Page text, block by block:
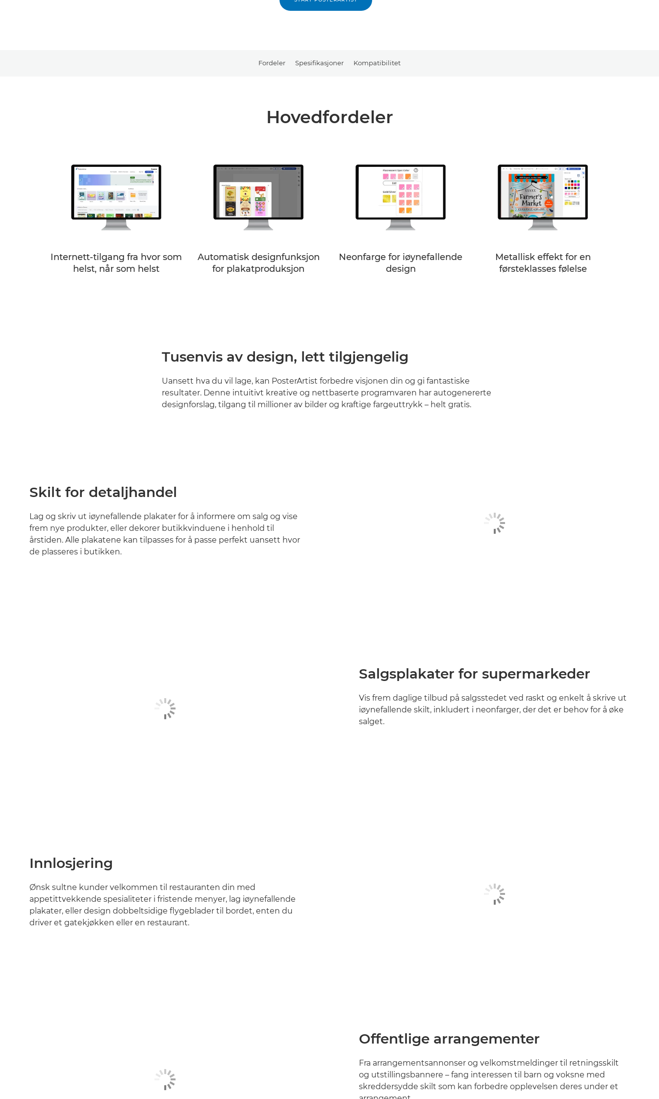
Fordeler Spesifikasjoner Kompatibilitet
Hovedfordeler
Internett-tilgang fra hvor som
helst, når som helst
Automatisk designfunksjon
for plakatproduksjon
Neonfarge for iøynefallende
design
Metallisk effekt for en
førsteklasses følelse
Tusenvis av design, lett tilgjengelig
Uansett hva du vil lage, kan PosterArtist forbedre visjonen din og gi fantastiske
resultater. Denne intuitivt kreative og nettbaserte programvaren har autogenererte
designforslag, tilgang til millioner av bilder og kraftige fargeuttrykk – helt gratis.
Skilt for detaljhandel
Lag og skriv ut iøynefallende plakater for å informere om salg og vise
frem nye produkter, eller dekorer butikkvinduene i henhold til
årstiden. Alle plakatene kan tilpasses for å passe perfekt uansett hvor
de plasseres i butikken.
Salgsplakater for supermarkeder
Vis frem daglige tilbud på salgsstedet ved raskt og enkelt å skrive ut
iøynefallende skilt, inkludert i neonfarger, der det er behov for å øke
salget.
Innlosjering
Ønsk sultne kunder velkommen til restauranten din med
appetittvekkende spesialiteter i fristende menyer, lag iøynefallende
plakater, eller design dobbeltsidige flygeblader til bordet, enten du
driver et gatekjøkken eller en restaurant.
Offentlige arrangementer
Fra arrangementsannonser og velkomstmeldinger til retningsskilt
og utstillingsbannere – fang interessen til barn og voksne med
skreddersydde skilt som kan forbedre opplevelsen deres under et